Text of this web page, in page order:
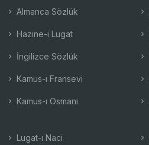
Almanca Sözlük
Hazine-i Lugat
İngilizce Sözlük
Kamus-ı Fransevi
Kamus-ı Osmani
Lugat-ı Naci